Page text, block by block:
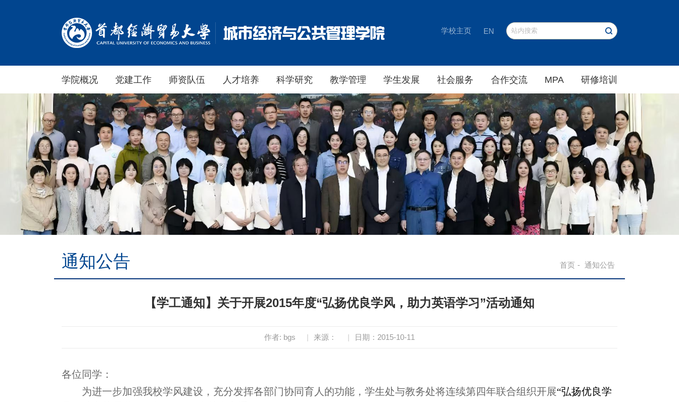
学校主页 EN
学院概况 党建工作 师资队伍 人才培养 科学研究 教学管理 学生发展 社会服务 合作交流 MPA 研修培训
通知公告 首页 - 通知公告
【学工通知】关于开展2015年度“弘扬优良学风，助力英语学习”活动通知
作者: bgs | 来源： | 日期：2015-10-11
各位同学：
为进一步加强我校学风建设，充分发挥各部门协同育人的功能，学生处与教务处将连续第四年联合组织开展“弘扬优良学